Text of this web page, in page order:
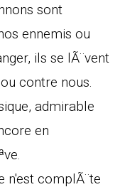
sont
ennemis ou
ils se lÃ¨vent
contre nous.
admirable
en
n'est complÃ¨te